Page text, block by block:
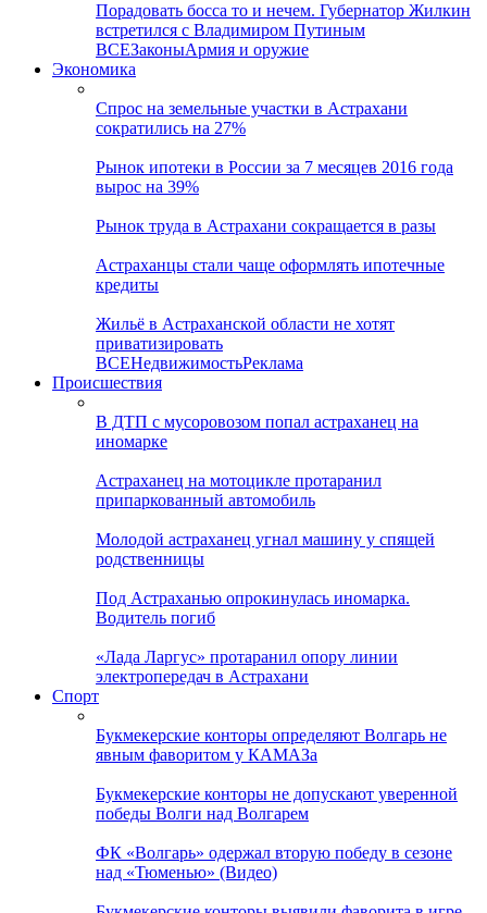
Порадовать босса то и нечем. Губернатор Жилкин
встретился с Владимиром Путиным
ВСЕЗаконыАрмия и оружие
Экономика
Спрос на земельные участки в Астрахани
сократились на 27%
Рынок ипотеки в России за 7 месяцев 2016 года
вырос на 39%
Рынок труда в Астрахани сокращается в разы
Астраханцы стали чаще оформлять ипотечные
кредиты
Жильё в Астраханской области не хотят
приватизировать
ВСЕНедвижимостьРеклама
Происшествия
В ДТП с мусоровозом попал астраханец на
иномарке
Астраханец на мотоцикле протаранил
припаркованный автомобиль
Молодой астраханец угнал машину у спящей
родственницы
Под Астраханью опрокинулась иномарка.
Водитель погиб
«Лада Ларгус» протаранил опору линии
электропередач в Астрахани
Спорт
Букмекерские конторы определяют Волгарь не
явным фаворитом у КАМАЗа
Букмекерские конторы не допускают уверенной
победы Волги над Волгарем
ФК «Волгарь» одержал вторую победу в сезоне
над «Тюменью» (Видео)